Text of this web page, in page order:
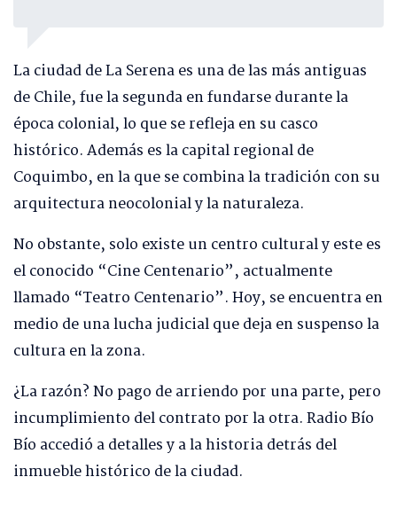
La ciudad de La Serena es una de las más antiguas
de Chile, fue la segunda en fundarse durante la
época colonial, lo que se refleja en su casco
histórico. Además es la capital regional de
Coquimbo, en la que se combina la tradición con su
arquitectura neocolonial y la naturaleza.
No obstante, solo existe un centro cultural y este es
el conocido “Cine Centenario”, actualmente
llamado “Teatro Centenario”. Hoy, se encuentra en
medio de una lucha judicial que deja en suspenso la
cultura en la zona.
¿La razón? No pago de arriendo por una parte, pero
incumplimiento del contrato por la otra. Radio Bío
Bío accedió a detalles y a la historia detrás del
inmueble histórico de la ciudad.